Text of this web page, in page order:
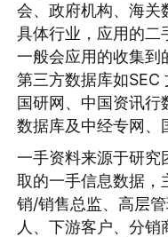
会、政府机构、海关
具体行业，应用的二
一般会应用的收集到
第三方数据库如SEC
国研网、中国资讯
数据库及中经专网、
一手资料来源于研究
取的一手信息数据，
销/销售总监、高层
人、下游客户、分